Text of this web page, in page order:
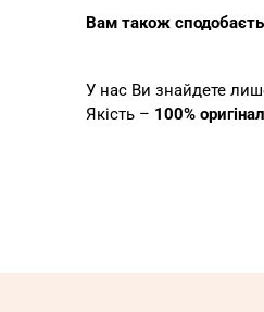
Вам також
У нас Ви знайдете
Якість – 100%